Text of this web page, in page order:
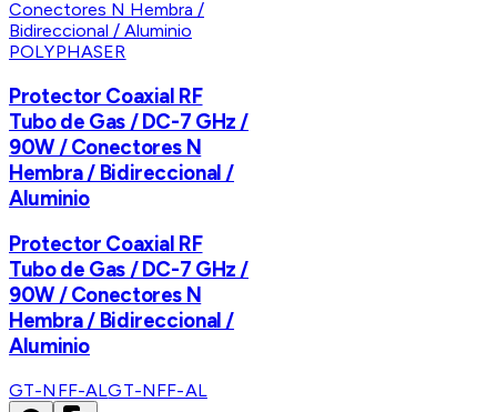
POLYPHASER
Protector Coaxial RF
Tubo de Gas / DC-7 GHz /
90W / Conectores N
Hembra / Bidireccional /
Aluminio
Protector Coaxial RF
Tubo de Gas / DC-7 GHz /
90W / Conectores N
Hembra / Bidireccional /
Aluminio
GT-NFF-ALGT-NFF-AL